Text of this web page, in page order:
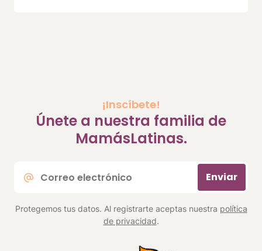
¡Inscíbete!
Únete a nuestra familia de
MamásLatinas.
electrónico
Enviar
Protegemos tus datos. Al registrarte aceptas nuestra política
de privacidad.